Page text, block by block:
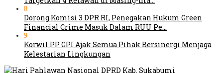
8
Dorong Komisi 3 DPR RI, Penegakan Hukum Green
Financial Crime Masuk Dalam RUU Pe…
9
Korwil PP GPI Ajak Semua Pihak Bersinergi Menjaga
Kelestarian Lingkungan